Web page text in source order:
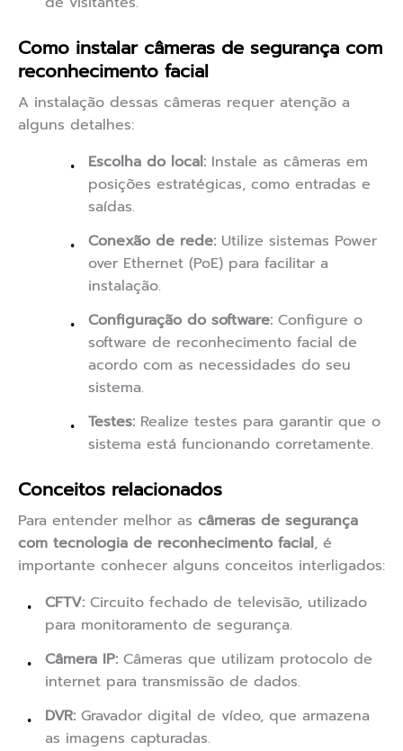
Como instalar câmeras de segurança com
reconhecimento facial
A instalação dessas câmeras requer atenção a
alguns detalhes:
Escolha do local: Instale as câmeras em
posições estratégicas, como entradas e
saídas.
Conexão de rede: Utilize sistemas Power
over Ethernet (PoE) para facilitar a
instalação.
Configuração do software: Configure o
software de reconhecimento facial de
acordo com as necessidades do seu
sistema.
Testes: Realize testes para garantir que o
sistema está funcionando corretamente.
Conceitos relacionados
Para entender melhor as câmeras de segurança
com tecnologia de reconhecimento facial, é
importante conhecer alguns conceitos interligados:
CFTV: Circuito fechado de televisão, utilizado
para monitoramento de segurança.
Câmera IP: Câmeras que utilizam protocolo de
internet para transmissão de dados.
DVR: Gravador digital de vídeo, que armazena
as imagens capturadas.